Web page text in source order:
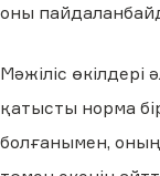
оны
Мәжіліс өкілдері
қатысты норма
болғанымен, оның